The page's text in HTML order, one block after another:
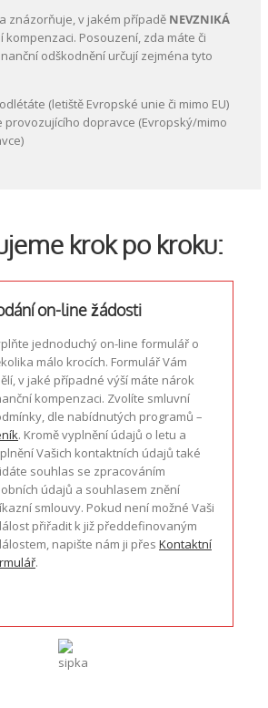
znázorňuje, v jakém případě NEVZNIKÁ
kompenzaci. Posouzení, zda máte či
odškodnění určují zejména tyto
(letiště Evropské unie či mimo EU)
provozujícího dopravce (Evropský/mimo
krok po kroku:
on-line žádosti
jednoduchý on-line formulář o
málo krocích. Formulář Vám
v jaké případné výší máte nárok
kompenzaci. Zvolíte smluvní
dle nabídnutých programů –
. Kromě vyplnění údajů o letu a
Vašich kontaktních údajů také
souhlas se zpracováním
údajů a souhlasem znění
smlouvy. Pokud není možné Vaši
přiřadit k již předdefinovaným
napište nám ji přes Kontaktní
.